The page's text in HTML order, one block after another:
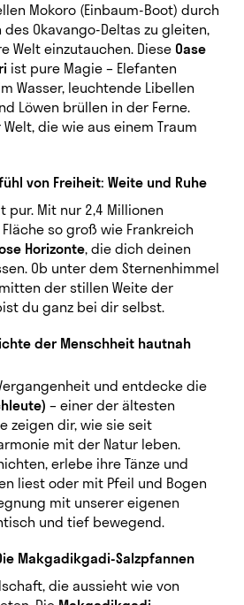
Mokoro (Einbaum-Boot) durch
Okavango-Deltas zu gleiten,
Welt einzutauchen. Diese Oase
ist pure Magie – Elefanten
Wasser, leuchtende Libellen
Löwen brüllen in der Ferne.
die wie aus einem Traum
von Freiheit: Weite und Ruhe
pur. Mit nur 2,4 Millionen
so groß wie Frankreich
Horizonte, die dich deinen
Ob unter dem Sternenhimmel
der stillen Weite der
du ganz bei dir selbst.
der Menschheit hautnah
und entdecke die
– einer der ältesten
zeigen dir, wie sie seit
mit der Natur leben.
erlebe ihre Tänze und
liest oder mit Pfeil und Bogen
mit unserer eigenen
und tief bewegend.
Makgadikgadi-Salzpfannen
die aussieht wie von